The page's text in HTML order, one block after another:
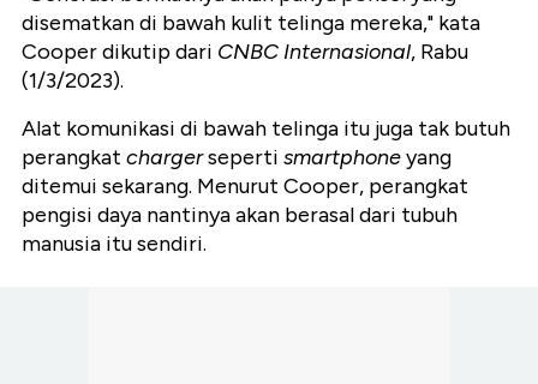
disematkan di bawah kulit telinga mereka," kata
Cooper dikutip dari CNBC Internasional, Rabu
(1/3/2023).
Alat komunikasi di bawah telinga itu juga tak butuh
perangkat chargerseperti smartphoneyang
ditemui sekarang. Menurut Cooper, perangkat
pengisi daya nantinya akan berasal dari tubuh
manusia itu sendiri.